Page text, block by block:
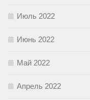
Июль 2022
Июнь 2022
Май 2022
Апрель 2022